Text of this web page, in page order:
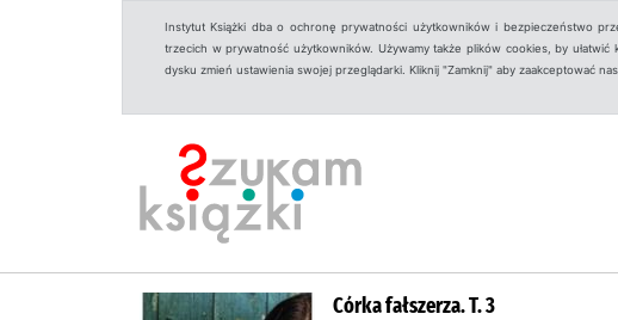
Instytut Książki dba o ochronę prywatności użytkowników i bezpieczeństwo
trzecich w prywatność użytkowników. Używamy także plików cookies, by
dysku zmień ustawienia swojej przeglądarki. Kliknij "Zamknij" aby zaakceptować
Córka fałszerza. T. 3